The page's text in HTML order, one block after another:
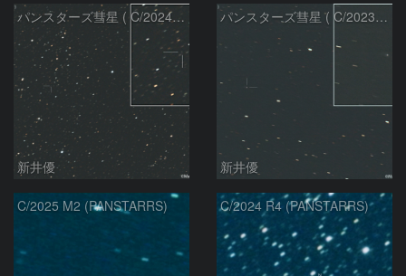
パンスターズ彗星 ( C/2024R4 )：2026/07/27
新井優
パンスターズ彗星 ( C/2023R1 )：2026/07/09
新井優
C/2025 M2 (PANSTARRS) C/2024 R4 (PANSTARRS)